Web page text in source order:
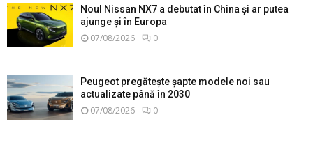
Noul Nissan NX7 a debutat în China și ar putea
ajunge și în Europa
07/08/2026 0
Peugeot pregătește șapte modele noi sau
actualizate până în 2030
07/08/2026 0